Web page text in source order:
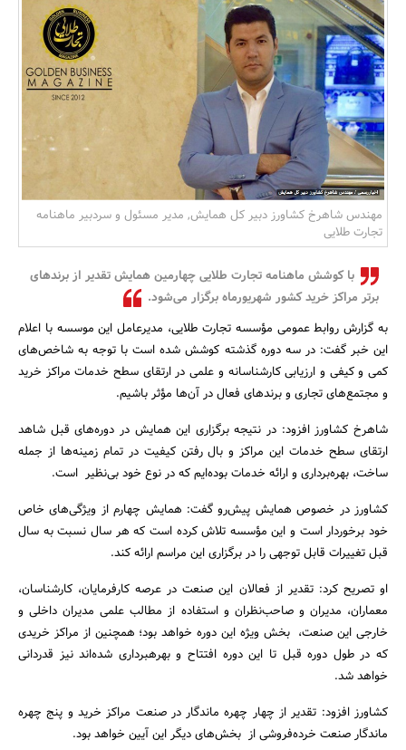
بانک، بیمه و سرمایه
مسکن و ساختمان
مهندس شاهرخ کشاورز دبیر کل همایش, مدیر مسئول و سردبیر ماهنامه
تجارت طلایی
با کوشش ماهنامه تجارت طلایی چهارمین همایش تقدیر از برندهای
برتر مراکز خرید کشور شهریورماه برگزار می‌شود.
به گزارش روابط عمومی مؤسسه تجارت طلایی، مدیرعامل این موسسه با اعلام
این خبر گفت: در سه دوره گذشته کوشش شده است با توجه به شاخص‌های
کمی و کیفی و ارزیابی کارشناسانه و علمی در ارتقای سطح خدمات مراکز خرید
و مجتمع‌های تجاری و برندهای فعال در آن‌ها مؤثر باشیم.
شاهرخ کشاورز افزود: در نتیجه برگزاری این همایش در دوره‌های قبل شاهد
ارتقای سطح خدمات این مراکز و بال رفتن کیفیت در تمام زمینه‌‌‌‌‌‌‌‌‌ها از جمله
ساخت، بهره‌برداری و ارائه خدمات بوده‌ایم که در نوع خود بی‌نظیر است.
کشاورز در خصوص همایش پیش‌رو گفت: همایش چهارم از ویژگی‌های خاص
خود برخوردار است و این مؤسسه تلاش کرده است که هر سال نسبت به سال
قبل تغییرات قابل توجهی را در برگزاری این مراسم ارائه کند.
او تصریح کرد: تقدیر از فعالان این صنعت در عرصه کارفرمایان، کارشناسان،
معماران، مدیران و صاحب‌نظران و استفاده از مطالب علمی مدیران داخلی و
خارجی این صنعت، بخش ویژه‌ این دوره خواهد بود؛ همچنین از مراکز خریدی
که در طول دوره قبل تا این دوره افتتاح و بهرهبرداری شده‌اند نیز قدردانی
خواهد شد.
کشاورز افزود: تقدیر از چهار چهره‌ ماندگار در صنعت مراکز خرید و پنج چهره
ماندگار صنعت خرده‌فروشی از بخش‌های دیگر این آیین خواهد بود.